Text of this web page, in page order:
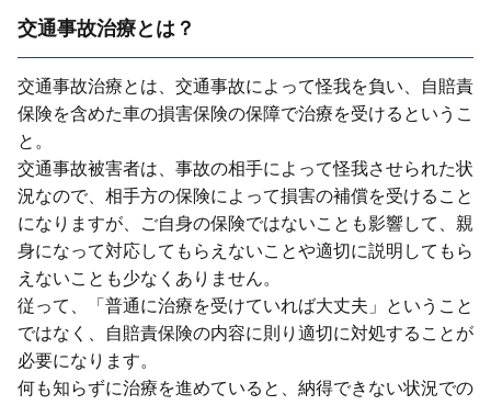
交通事故治療とは？
交通事故治療とは、交通事故によって怪我を負い、⾃賠責
保険を含めた⾞の損害保険の保障で治療を受けるというこ
と。
交通事故被害者は、事故の相⼿によって怪我させられた状
況なので、相⼿⽅の保険によって損害の補償を受けること
になりますが、ご⾃⾝の保険ではないことも影響して、親
⾝になって対応してもらえないことや適切に説明してもら
えないことも少なくありません。
従って、「普通に治療を受けていれば⼤丈夫」ということ
ではなく、⾃賠責保険の内容に則り適切に対処することが
必要になります。
何も知らずに治療を進めていると、納得できない状況での